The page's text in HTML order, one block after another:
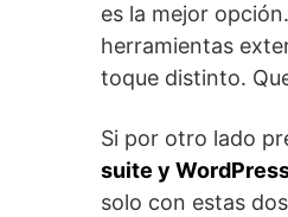
es la mejor
herramientas
toque distinto.
Si por otro lado
suite y
solo con estas